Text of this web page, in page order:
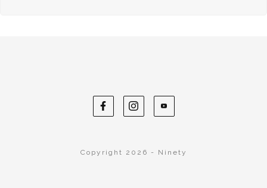
Copyright 2026 - Ninety